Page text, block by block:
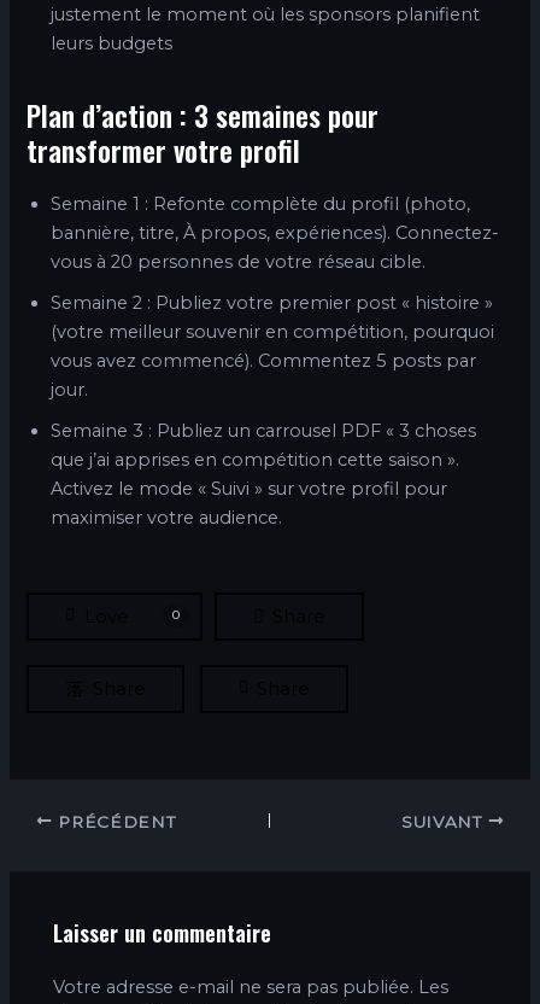
justement le moment où les sponsors planifient
leurs budgets
Plan d’action : 3 semaines pour
transformer votre profil
Semaine 1 : Refonte complète du profil (photo,
bannière, titre, À propos, expériences). Connectez-
vous à 20 personnes de votre réseau cible.
Semaine 2 : Publiez votre premier post « histoire »
(votre meilleur souvenir en compétition, pourquoi
vous avez commencé). Commentez 5 posts par
jour.
Semaine 3 : Publiez un carrousel PDF « 3 choses
que j’ai apprises en compétition cette saison ».
Activez le mode « Suivi » sur votre profil pour
maximiser votre audience.
0
PRÉCÉDENT SUIVANT
Laisser un commentaire
Votre adresse e-mail ne sera pas publiée. Les